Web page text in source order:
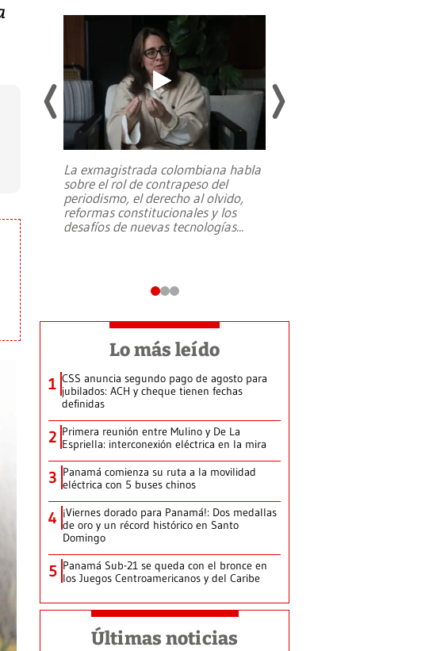
La exmagistrada colombiana habla
sobre el rol de contrapeso del
periodismo, el derecho al olvido,
reformas constitucionales y los
desafíos de nuevas tecnologías...
Lo más leído
1 CSS anuncia segundo pago de agosto para
jubilados: ACH y cheque tienen fechas
definidas
2 Primera reunión entre Mulino y De La
Espriella: interconexión eléctrica en la mira
3 Panamá comienza su ruta a la movilidad
eléctrica con 5 buses chinos
4 ¡Viernes dorado para Panamá!: Dos medallas
de oro y un récord histórico en Santo
Domingo
5 Panamá Sub-21 se queda con el bronce en
los Juegos Centroamericanos y del Caribe
Últimas noticias